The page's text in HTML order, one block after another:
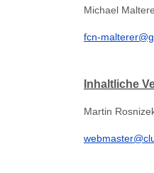
Michael
fcn-
Inhaltliche
Martin